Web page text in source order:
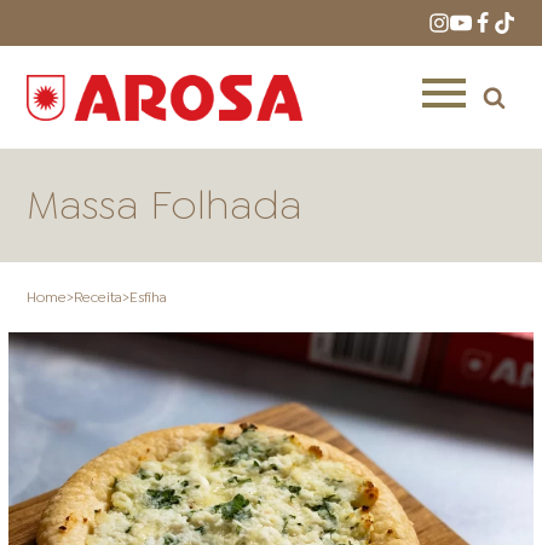
ONDE COMPRAR LOJAS AROSA
DISTRIBUIDORES E
REPRESENTANTES
Massa Folhada
Home>Receita>Esfiha